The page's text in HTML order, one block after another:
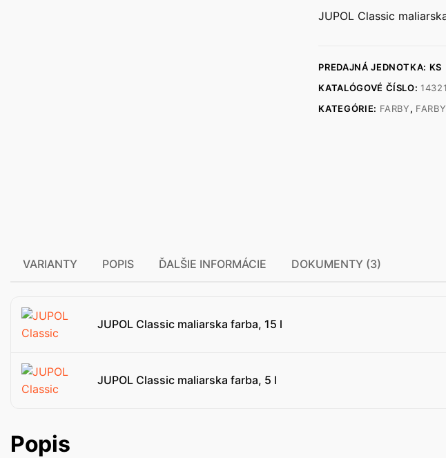
JUPOL Classic
PREDAJNÁ JEDNOTKA: KS
KATALÓGOVÉ ČÍSLO:
KATEGÓRIE: FARBY,
VARIANTY POPIS ĎALŠIE INFORMÁCIE DOKUMENTY (3)
JUPOL Classic maliarska farba, 15 l
JUPOL Classic maliarska farba, 5 l
Popis